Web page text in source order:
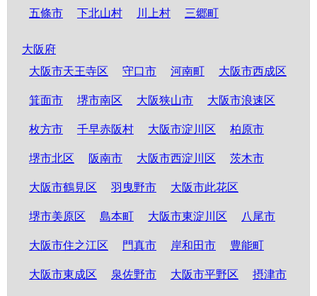
五條市 下北山村 川上村 三郷町
大阪府
大阪市天王寺区
守口市 河南町 大阪市西成区
箕面市 堺市南区 大阪狭山市 大阪市浪速区
枚方市 千早赤阪村 大阪市淀川区 柏原市
堺市北区 阪南市 大阪市西淀川区 茨木市
大阪市鶴見区 羽曳野市 大阪市此花区
堺市美原区 島本町 大阪市東淀川区 八尾市
大阪市住之江区 門真市 岸和田市 豊能町
大阪市東成区 泉佐野市 大阪市平野区 摂津市